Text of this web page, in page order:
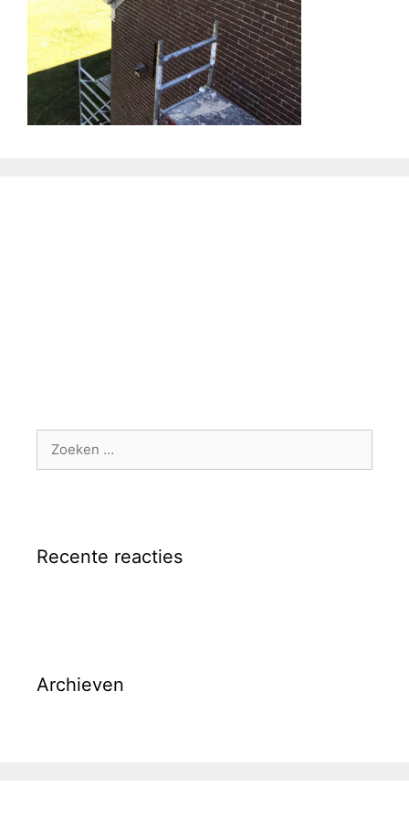
Zoek
Recente reacties
Archieven